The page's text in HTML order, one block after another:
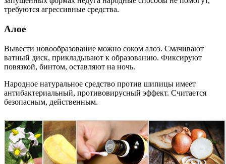
требуются агрессивные средства.
Алое
Вывести новообразование можно соком алоэ. Смачивают
ватный диск, прикладывают к образованию. Фиксируют
повязкой, бинтом, оставляют на ночь.
Народное натуральное средство против шипицы имеет
антибактериальный, противовирусный эффект. Считается
безопасным, действенным.